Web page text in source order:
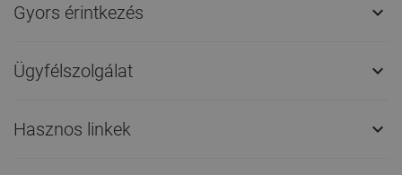
Gyors érintkezés 
Ügyfélszolgálat 
Hasznos linkek 